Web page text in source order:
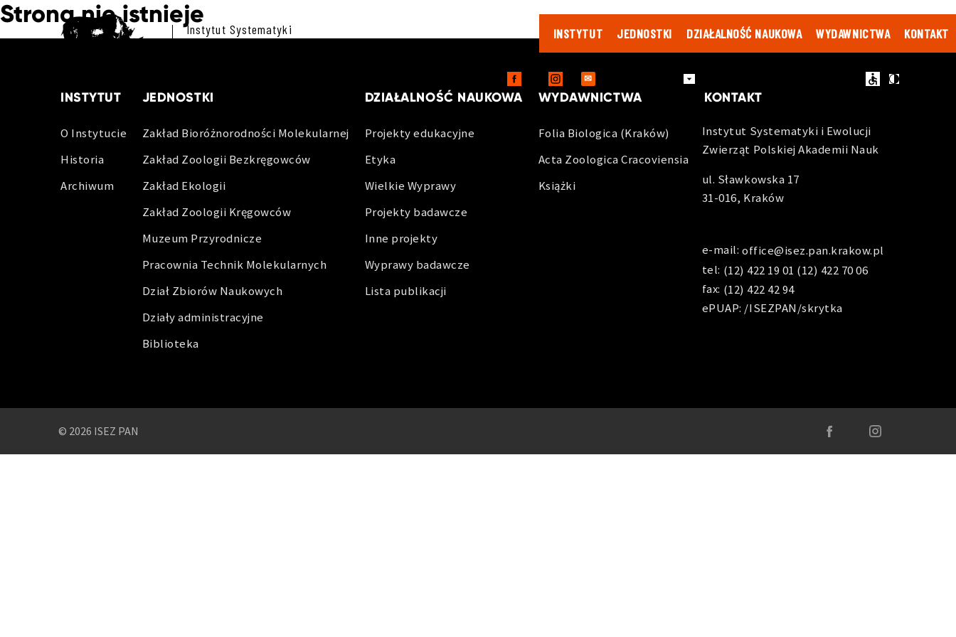
Instytut Systematyki
INSTYTUT JEDNOSTKI DZIAŁALNOŚĆ NAUKOWA WYDAWNICTWA KONTAKT
✉
Strona nie istnieje
INSTYTUT
O Instytucie
Historia
Archiwum
JEDNOSTKI
Zakład Bioróżnorodności Molekularnej
Zakład Zoologii Bezkręgowców
Zakład Ekologii
Zakład Zoologii Kręgowców
Muzeum Przyrodnicze
Pracownia Technik Molekularnych
Dział Zbiorów Naukowych
Działy administracyjne
Biblioteka
DZIAŁALNOŚĆ NAUKOWA
Projekty edukacyjne
Etyka
Wielkie Wyprawy
Projekty badawcze
Inne projekty
Wyprawy badawcze
Lista publikacji
WYDAWNICTWA
Folia Biologica (Kraków)
Acta Zoologica Cracoviensia
Książki
KONTAKT
Instytut Systematyki i Ewolucji
Zwierząt Polskiej Akademii Nauk
ul. Sławkowska 17
31-016, Kraków
e-mail:office@isez.pan.krakow.pl
tel: (12) 422 19 01 (12) 422 70 06
fax: (12) 422 42 94
ePUAP: /ISEZPAN/skrytka
© 2026 ISEZ PAN